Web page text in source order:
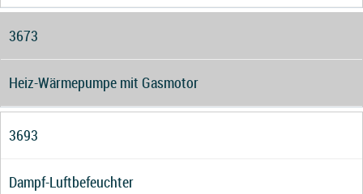
3673
Heiz-Wärmepumpe mit Gasmotor
3693
Dampf-Luftbefeuchter